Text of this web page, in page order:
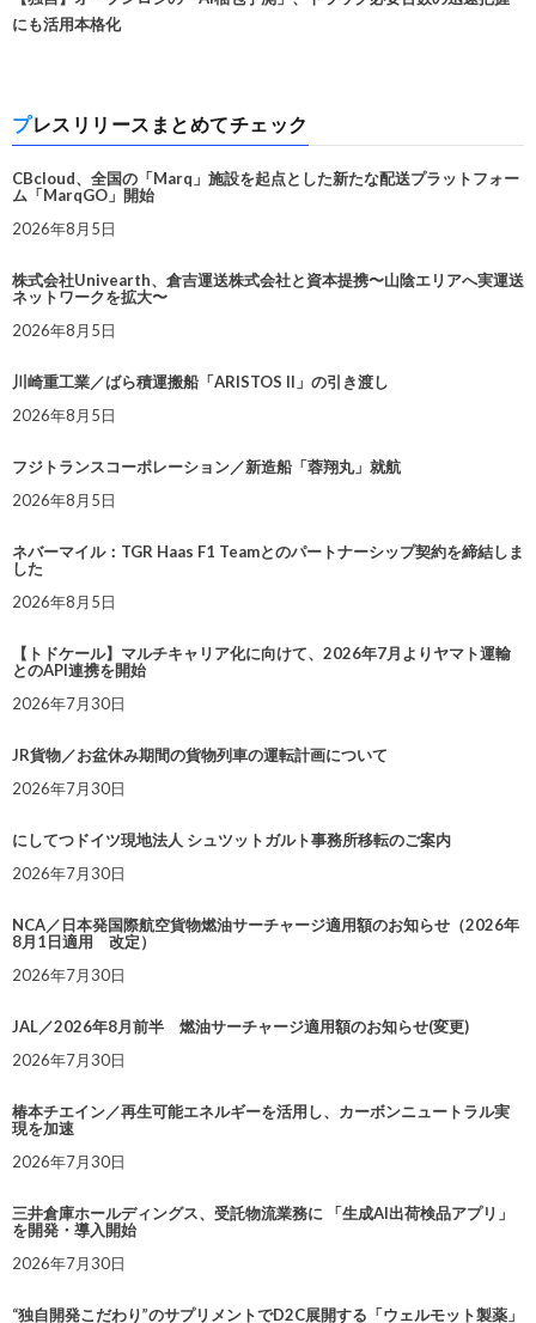
にも活用本格化
プレスリリースまとめてチェック
CBcloud、全国の「Marq」施設を起点とした新たな配送プラットフォー
ム「MarqGO」開始
2026年8月5日
株式会社Univearth、倉吉運送株式会社と資本提携〜山陰エリアへ実運送
ネットワークを拡大〜
2026年8月5日
川崎重工業／ばら積運搬船「ARISTOS II」の引き渡し
2026年8月5日
フジトランスコーポレーション／新造船「蓉翔丸」就航
2026年8月5日
ネバーマイル：TGR Haas F1 Teamとのパートナーシップ契約を締結しま
した
2026年8月5日
【トドケール】マルチキャリア化に向けて、2026年7月よりヤマト運輸
とのAPI連携を開始
2026年7月30日
JR貨物／お盆休み期間の貨物列車の運転計画について
2026年7月30日
にしてつドイツ現地法人 シュツットガルト事務所移転のご案内
2026年7月30日
NCA／日本発国際航空貨物燃油サーチャージ適用額のお知らせ（2026年
8月1日適用 改定）
2026年7月30日
JAL／2026年8月前半 燃油サーチャージ適用額のお知らせ(変更)
2026年7月30日
椿本チエイン／再生可能エネルギーを活用し、カーボンニュートラル実
現を加速
2026年7月30日
三井倉庫ホールディングス、受託物流業務に 「生成AI出荷検品アプリ」
を開発・導入開始
2026年7月30日
“独自開発こだわり”のサプリメントでD2C展開する「ウェルモット製薬」